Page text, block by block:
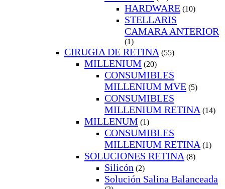
HARDWARE (10)
STELLARIS
CAMARA ANTERIOR
(1)
CIRUGIA DE RETINA (55)
MILLENIUM (20)
CONSUMIBLES
MILLENIUM MVE (5)
CONSUMIBLES
MILLENIUM RETINA (14)
MILLENUM (1)
CONSUMIBLES
MILLENIUM RETINA (1)
SOLUCIONES RETINA (8)
Silicón (2)
Solución Salina Balanceada